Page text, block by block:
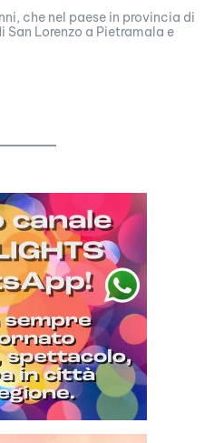
che nel paese in provincia di
San Lorenzo a Pietramala e